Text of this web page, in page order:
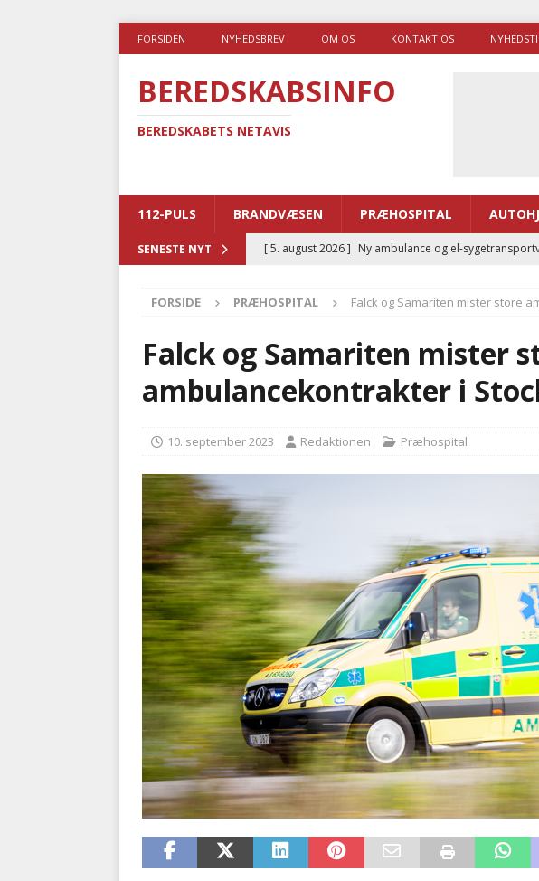
FORSIDEN NYHEDSBREV OM OS KONTAKT OS
BEREDSKABSINFO
BEREDSKABETS NETAVIS
112-PULS BRANDVÆSEN PRÆHOSPITAL
SENESTE NYT [ 5. august 2026 ] Ny ambulance og el-
BRANDVÆSEN
[ 4. august 2026 ]
Ny treårig politiuddannelse skal
[ 3. august 2026 ] Kommunerne driver flere
med at falde
BRANDVÆSEN
i det offentlige
FORSIDE PRÆHOSPITAL Falck og Samariten mister store
Falck og Samariten mister
ambulancekontrakter i
10. september 2023 Redaktionen Præhospital